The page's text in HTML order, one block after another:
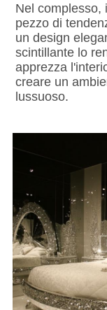
Nel complesso,
pezzo di
un design
scintillante lo
apprezza
creare un
lussuoso.